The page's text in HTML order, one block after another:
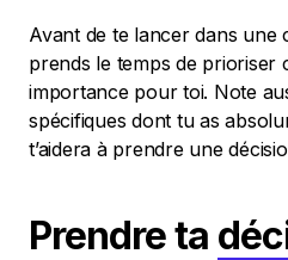
Avant de te lancer dans une
prends le temps de prioriser
importance pour toi. Note
spécifiques dont tu as
t’aidera à prendre une
Prendre ta